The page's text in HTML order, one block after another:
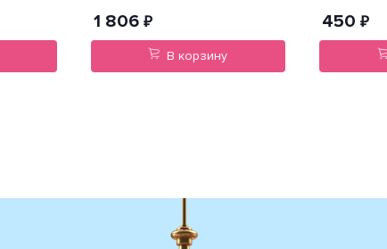
1 806₽
В корзину
450 ₽